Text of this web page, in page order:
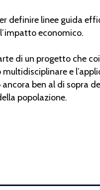
linee guida
economico.
di un progetto che
e
ben al di sopra
popolazione.